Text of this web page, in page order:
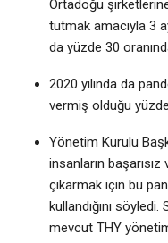
Ortadoğu
tutmak amacıyla 3
da yüzde 30
2020 yılında da
vermiş olduğu
Yönetim Kurulu
insanların
çıkarmak için bu
kullandığını
mevcut THY